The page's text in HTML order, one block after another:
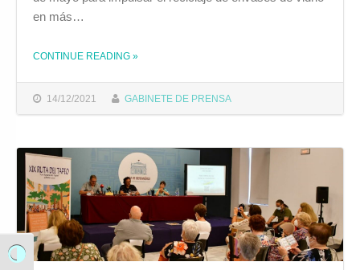
Alternar alto contraste
14/12/2021 GABINETE DE PRENSA
en más…
CONTINUE READING »